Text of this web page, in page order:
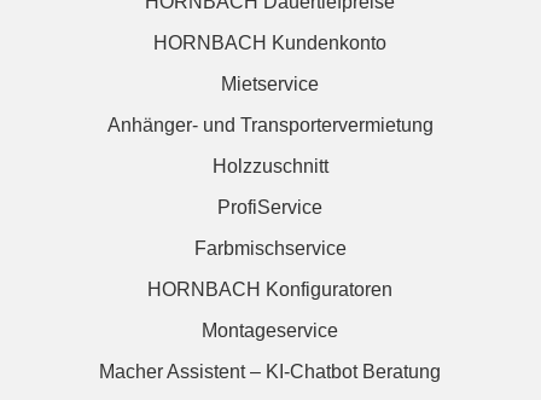
HORNBACH Kundenkonto
Mietservice
Anhänger- und Transportervermietung
Holzzuschnitt
ProfiService
Farbmischservice
HORNBACH Konfiguratoren
Montageservice
Macher Assistent – KI-Chatbot Beratung